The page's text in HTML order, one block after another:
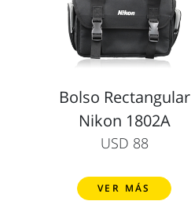
Bolso Rectangular
Nikon 1802A
USD 88
VER MÁS